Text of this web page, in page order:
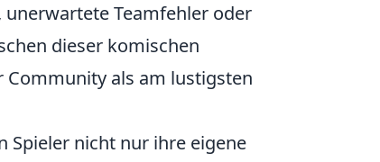
unerwartete Teamfehler oder
dieser komischen
Community als am lustigsten
Spieler nicht nur ihre eigene